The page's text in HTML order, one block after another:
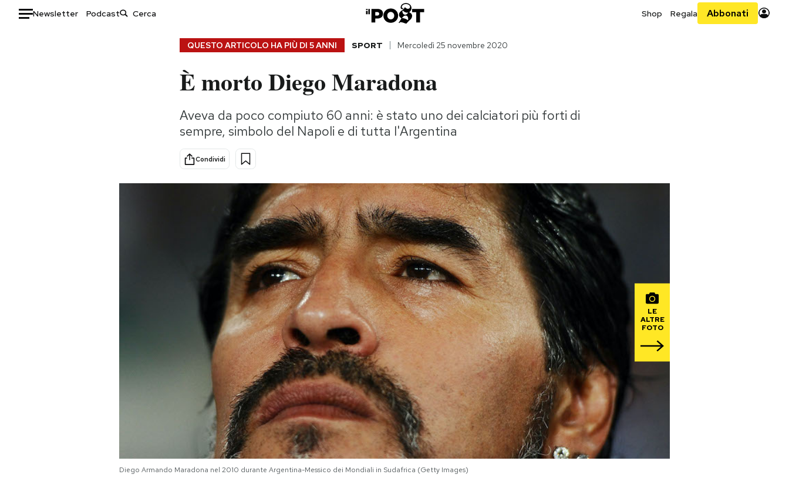
Newsletter Podcast Shop Regala Abbonati
Consumismi
Storie/Idee
Ok Boomer!
Media
QUESTO ARTICOLO HA PIÙ DI 5 ANNI SPORT Mercoledì 25 novembre 2020
È morto Diego Maradona
Aveva da poco compiuto 60 anni: è stato uno dei calciatori più forti di
sempre, simbolo del Napoli e di tutta l'Argentina
Condividi
LE
ALTRE
FOTO
Diego Armando Maradona nel 2010 durante Argentina-Messico dei Mondiali in Sudafrica (Getty Images)